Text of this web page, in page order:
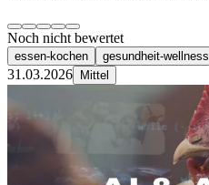
Noch nicht bewertet
essen-kochen gesundheit-wellness
31.03.2026 Mittel